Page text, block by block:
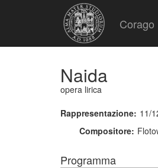
Corago
Naida
opera lirica
Rappresentazione: 11/
Compositore:
Programma